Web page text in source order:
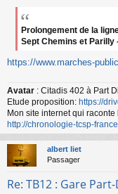
e
g
e
n
l
u
Prolongement de la
Sept Chemins et
https://www.marches-
Avatar : Citadis 402 à Part
Etude proposition: https://
Mon site internet qui
http://chronologie-tcsp-
albert liet
Passager
Re: TB12 : Gare